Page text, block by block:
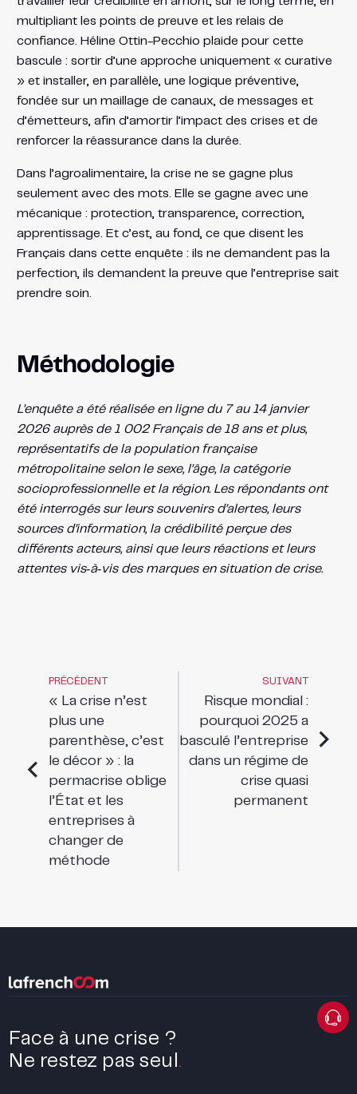
multipliant les points de preuve et les relais de
confiance. Héline Ottin-Pecchio plaide pour cette
bascule : sortir d’une approche uniquement « curative
» et installer, en parallèle, une logique préventive,
fondée sur un maillage de canaux, de messages et
d’émetteurs, afin d’amortir l’impact des crises et de
renforcer la réassurance dans la durée.
Dans l’agroalimentaire, la crise ne se gagne plus
seulement avec des mots. Elle se gagne avec une
mécanique : protection, transparence, correction,
apprentissage. Et c’est, au fond, ce que disent les
Français dans cette enquête : ils ne demandent pas la
perfection, ils demandent la preuve que l’entreprise sait
prendre soin.
Méthodologie
L’enquête a été réalisée en ligne du 7 au 14 janvier
2026 auprès de 1 002 Français de 18 ans et plus,
représentatifs de la population française
métropolitaine selon le sexe, l’âge, la catégorie
socioprofessionnelle et la région. Les répondants ont
été interrogés sur leurs souvenirs d’alertes, leurs
sources d’information, la crédibilité perçue des
différents acteurs, ainsi que leurs réactions et leurs
attentes vis‑à‑vis des marques en situation de crise.
PRÉCÉDENT
« La crise n’est
plus une
parenthèse, c’est
le décor » : la
permacrise oblige
l’État et les
entreprises à
changer de
méthode
SUIVANT
Risque mondial :
pourquoi 2025 a
basculé l’entreprise
dans un régime de
crise quasi
permanent
Face à une crise ?
Ne restez pas seul .